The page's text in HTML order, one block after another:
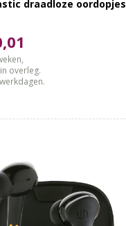
draadloze oordopjes
overleg.